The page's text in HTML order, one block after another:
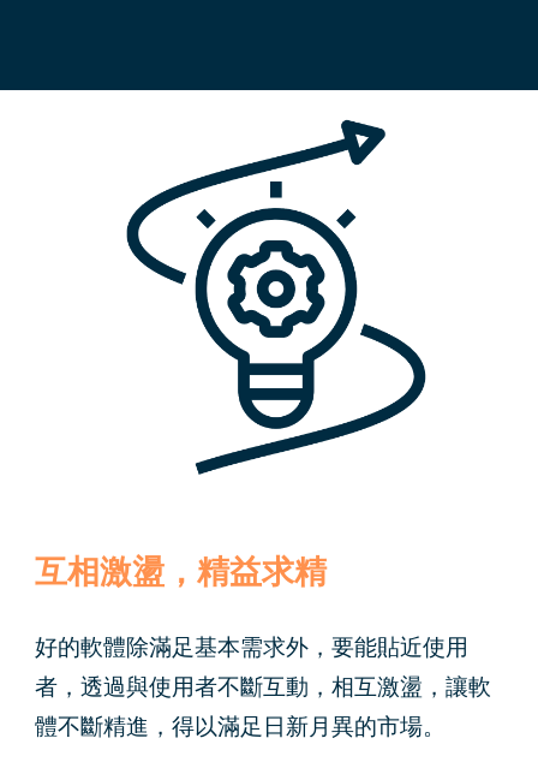
互相激盪，精益求精
好的軟體除滿足基本需求外，要能貼近使用
者，透過與使用者不斷互動，相互激盪，讓軟
體不斷精進，得以滿足日新月異的市場。